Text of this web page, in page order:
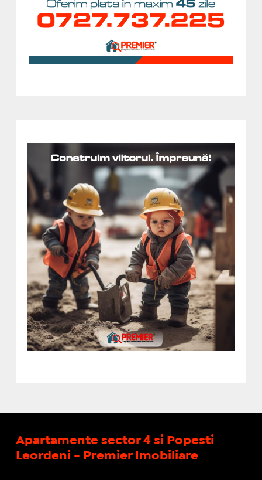
Apartamente sector 4 si Popesti
Leordeni - Premier Imobiliare